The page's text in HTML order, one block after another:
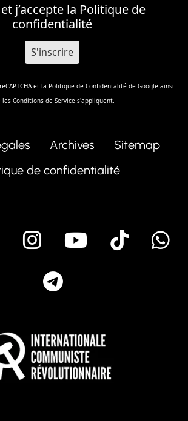
j’accepte la Politique de
confidentialité
et la Politique de Confidentalité de Google ainsi
les Conditions de Service s'appliquent.
Archives
Sitemap
de confidentialité
Instagram
Youtube
Tik